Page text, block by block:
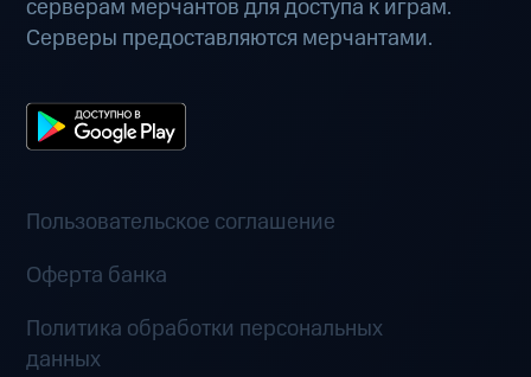
серверам мерчантов для доступа к играм.
Серверы предоставляются мерчантами.
Пользовательское соглашение
Оферта банка
Политика обработки персональных
данных